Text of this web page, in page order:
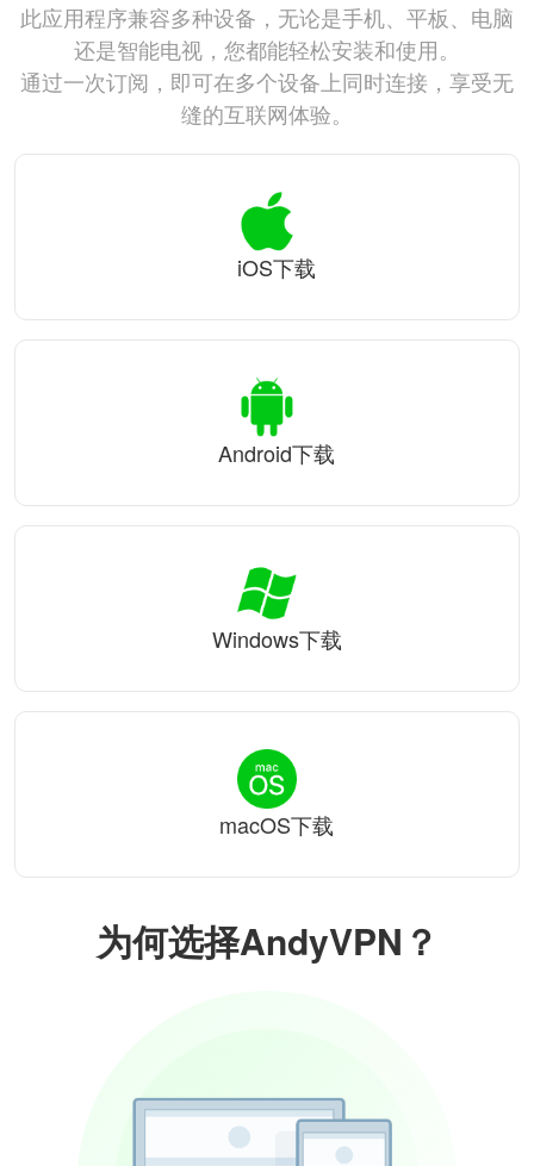
为何选择AndyVPN？
此应用程序兼容多种设备，无论是手机、平板、电脑
还是智能电视，您都能轻松安装和使用。
通过一次订阅，即可在多个设备上同时连接，享受无
缝的互联网体验。
iOS下载
Android下载
Windows下载
macOS下载